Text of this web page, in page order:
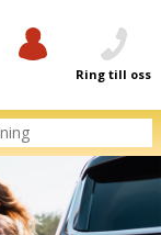
Ring till oss